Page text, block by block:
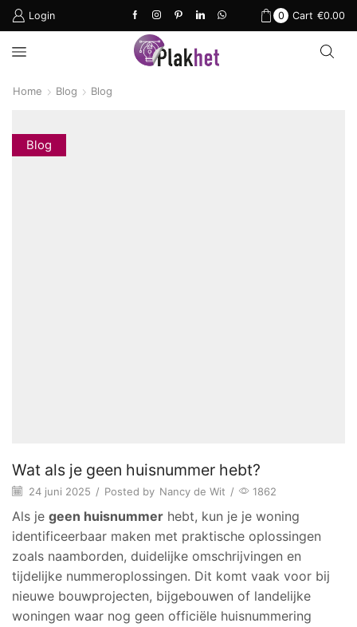
Login 0 Cart €0.00
Home Blog Blog
Blog
Wat als je geen huisnummer hebt?
24 juni 2025 / Posted by Nancy de Wit / 1862
Als je geen huisnummer hebt, kun je je woning
identificeerbaar maken met praktische oplossingen
zoals naamborden, duidelijke omschrijvingen en
tijdelijke nummeroplossingen. Dit komt vaak voor bij
nieuwe bouwprojecten, bijgebouwen of landelijke
woningen waar nog geen officiële huisnummering